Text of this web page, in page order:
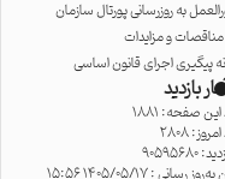
به روزرسانی پورتال سازمان
مناقصات و مزایدات
پیگیری اجرای قانون اساسی
بازدید
این صفحه: 1881
2808
رسانی : 1405/05/17 15:56